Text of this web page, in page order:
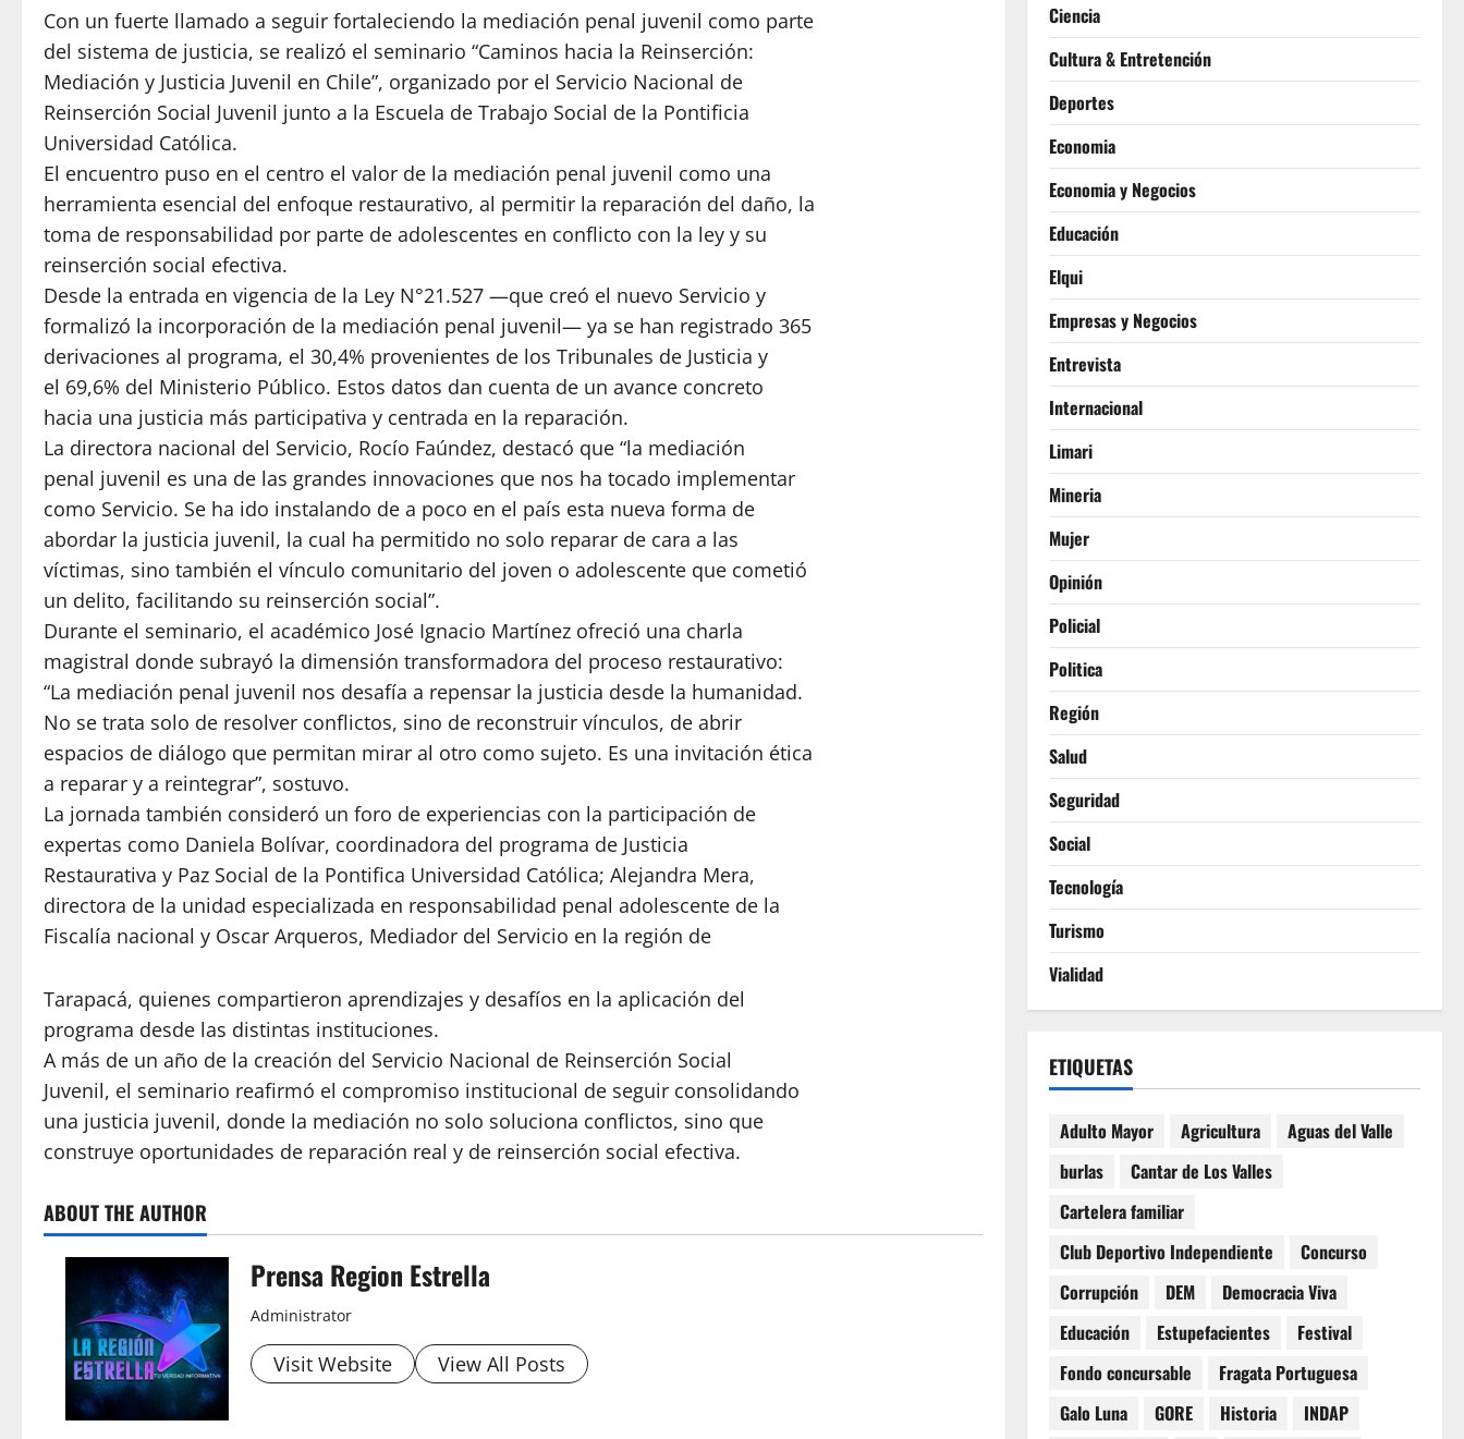
Con un fuerte llamado a seguir fortaleciendo la mediación penal juvenil como parte
del sistema de justicia, se realizó el seminario “Caminos hacia la Reinserción:
Mediación y Justicia Juvenil en Chile”, organizado por el Servicio Nacional de
Reinserción Social Juvenil junto a la Escuela de Trabajo Social de la Pontificia
Universidad Católica.
El encuentro puso en el centro el valor de la mediación penal juvenil como una
herramienta esencial del enfoque restaurativo, al permitir la reparación del daño, la
toma de responsabilidad por parte de adolescentes en conflicto con la ley y su
reinserción social efectiva.
Desde la entrada en vigencia de la Ley N°21.527 —que creó el nuevo Servicio y
formalizó la incorporación de la mediación penal juvenil— ya se han registrado 365
derivaciones al programa, el 30,4% provenientes de los Tribunales de Justicia y
el 69,6% del Ministerio Público. Estos datos dan cuenta de un avance concreto
hacia una justicia más participativa y centrada en la reparación.
La directora nacional del Servicio, Rocío Faúndez, destacó que “la mediación
penal juvenil es una de las grandes innovaciones que nos ha tocado implementar
como Servicio. Se ha ido instalando de a poco en el país esta nueva forma de
abordar la justicia juvenil, la cual ha permitido no solo reparar de cara a las
víctimas, sino también el vínculo comunitario del joven o adolescente que cometió
un delito, facilitando su reinserción social”.
Durante el seminario, el académico José Ignacio Martínez ofreció una charla
magistral donde subrayó la dimensión transformadora del proceso restaurativo:
“La mediación penal juvenil nos desafía a repensar la justicia desde la humanidad.
No se trata solo de resolver conflictos, sino de reconstruir vínculos, de abrir
espacios de diálogo que permitan mirar al otro como sujeto. Es una invitación ética
a reparar y a reintegrar”, sostuvo.
La jornada también consideró un foro de experiencias con la participación de
expertas como Daniela Bolívar, coordinadora del programa de Justicia
Restaurativa y Paz Social de la Pontifica Universidad Católica; Alejandra Mera,
directora de la unidad especializada en responsabilidad penal adolescente de la
Fiscalía nacional y Oscar Arqueros, Mediador del Servicio en la región de
Tarapacá, quienes compartieron aprendizajes y desafíos en la aplicación del
programa desde las distintas instituciones.
A más de un año de la creación del Servicio Nacional de Reinserción Social
Juvenil, el seminario reafirmó el compromiso institucional de seguir consolidando
una justicia juvenil, donde la mediación no solo soluciona conflictos, sino que
construye oportunidades de reparación real y de reinserción social efectiva.
ABOUT THE AUTHOR
Prensa Region Estrella
Administrator
Visit Website View All Posts
Ciencia
Cultura & Entretención
Deportes
Economia
Economia y Negocios
Educación
Elqui
Empresas y Negocios
Entrevista
Internacional
Limari
Mineria
Mujer
Opinión
Policial
Politica
Región
Salud
Seguridad
Social
Tecnología
Turismo
Vialidad
ETIQUETAS
Adulto Mayor Agricultura
Aguas del Valle
burlas
Cantar de Los Valles
Cartelera familiar
Club Deportivo Independiente
Concurso
Corrupción
DEM
Democracia Viva
Educación
Estupefacientes
Festival
Fondo concursable
Fragata Portuguesa
Galo Luna
GORE Historia
INDAP